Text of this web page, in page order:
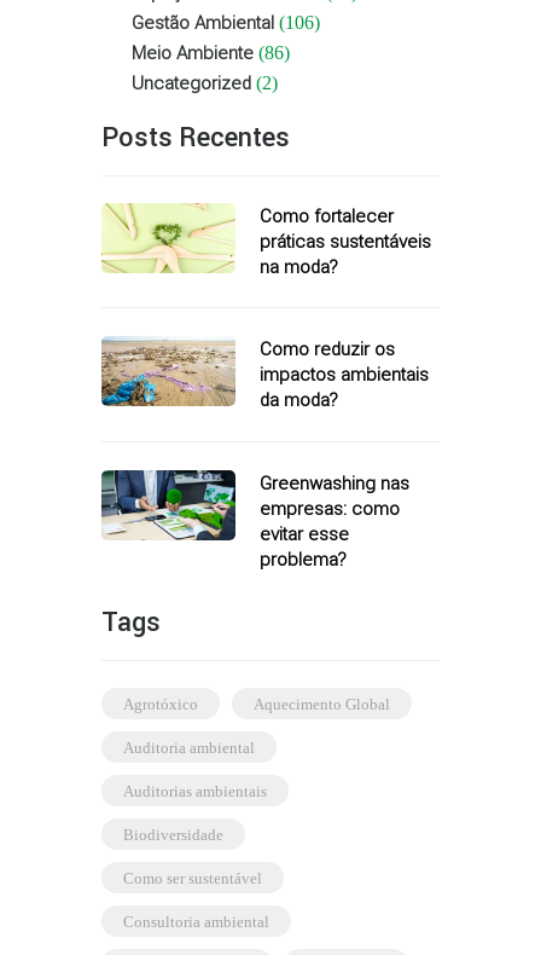
Gestão Ambiental (106)
Meio Ambiente (86)
Uncategorized (2)
Posts Recentes
Como fortalecer
práticas sustentáveis
na moda?
Como reduzir os
impactos ambientais
da moda?
Greenwashing nas
empresas: como
evitar esse
problema?
Tags
agrotóxico Aquecimento Global
auditoria ambiental
auditorias ambientais
biodiversidade
como ser sustentável
consultoria ambiental